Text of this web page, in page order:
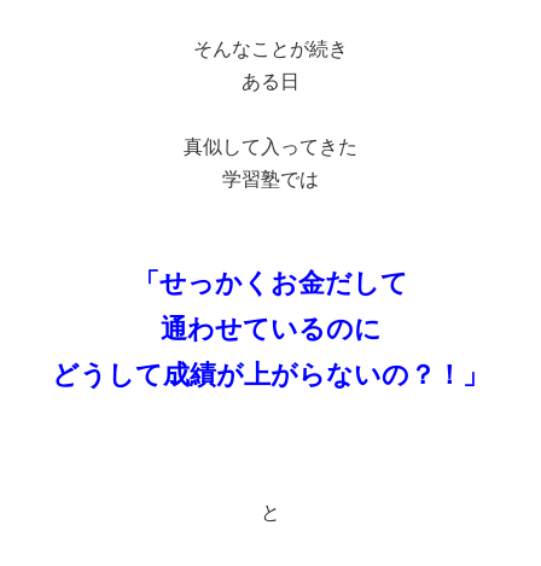
そんなことが続き
ある日
真似して入ってきた
学習塾では
「せっかくお金だして
通わせているのに
どうして成績が上がらないの？！」
と